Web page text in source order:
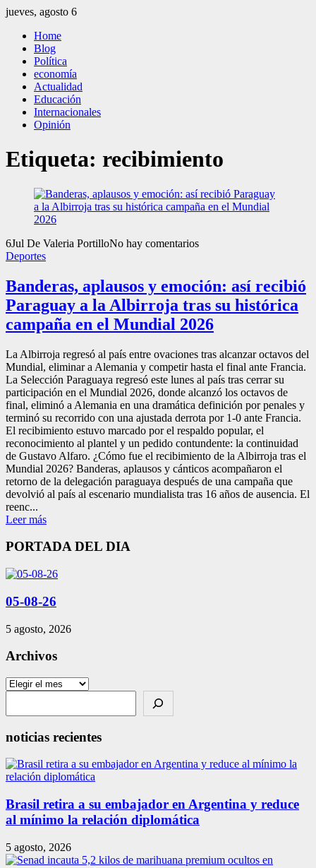
Saltar
contenido
jueves, agosto 6
El Independiente
El independiente Libre y Transparente
Home
Blog
Política
economía
Actualidad
Educación
Internacionales
Opinión
Etiqueta: recibimiento
6Jul De Valeria PortilloNo hay comentarios
Deportes
Banderas, aplausos y emoción: así recibió
Paraguay a la Albirroja tras su histórica
campaña en el Mundial 2026
La Albirroja regresó al país entre ovaciones tras alcanzar octavos del
Mundial, eliminar a Alemania y competir hasta el final ante Francia.
La Selección Paraguaya regresó este lunes al país tras cerrar su
participación en el Mundial 2026, donde alcanzó los octavos de
final, eliminó a Alemania en una dramática definición por penales y
terminó su recorrido con una ajustada derrota por 1-0 ante Francia.
El recibimiento estuvo marcado por el respaldo popular, el
reconocimiento al plantel y un pedido contundente: la continuidad
de Gustavo Alfaro. ¿Cómo fue el recibimiento de la Albirroja tras el
Mundial 2026? Banderas, aplausos y cánticos acompañaron el
retorno de la delegación paraguaya después de una campaña que
devolvió al país al escenario mundialista tras 16 años de ausencia. El
reenc...
Leer más
PORTADA DEL DIA
05-08-26
5 agosto, 2026
Archivos
Archivos
noticias recientes
Brasil retira a su embajador en Argentina y reduce
al mínimo la relación diplomática
5 agosto, 2026